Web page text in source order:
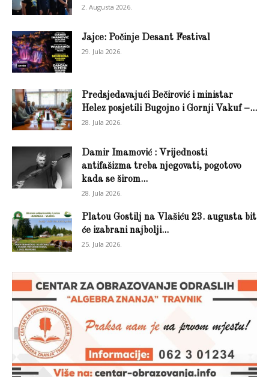
2. Augusta 2026.
Jajce: Počinje Desant Festival
29. Jula 2026.
Predsjedavajući Bečirović i ministar
Helez posjetili Bugojno i Gornji Vakuf –...
28. Jula 2026.
Damir Imamović : Vrijednosti
antifašizma treba njegovati, pogotovo
kada se širom...
28. Jula 2026.
Platou Gostilj na Vlašiću 23. augusta bit
će izabrani najbolji...
25. Jula 2026.